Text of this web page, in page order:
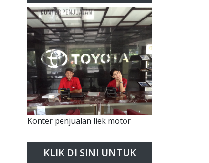
Konter penjualan liek motor
KLIK DI SINI UNTUK